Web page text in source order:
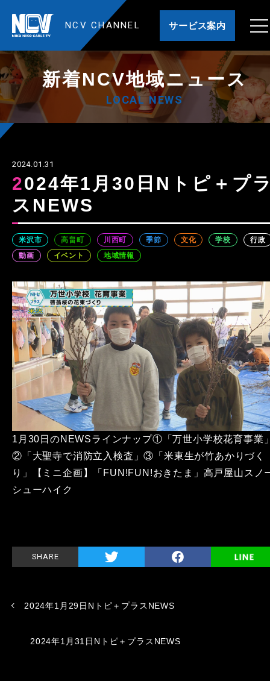
NCV CHANNEL サービス案内
新着NCV地域ニュース
LOCAL NEWS
2024.01.31
2024年1月30日Nトピ＋プラ
スNEWS
米沢市 高畠町 川西町 季節 文化 学校
行政
動画
イベント 地域情報
1月30日のNEWSラインナップ①「万世小学校花育事業
②「大聖寺で消防立入検査」③「米東生が竹あかりづく
り」【ミニ企画】「FUN!FUN!おきたま」高戸屋山スノ
シューハイク
SHARE
2024年1月29日Nトピ＋プラスNEWS
2024年1月31日Nトピ＋プラスNEWS